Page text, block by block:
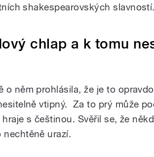
shakespearovských slavností.
chlap a k tomu
o něm prohlásila, že je to
vtipný. Za to prý může
s češtinou. Svěřil se, že
urazí.